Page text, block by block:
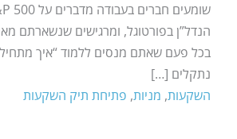
הנדל”ן בפורטוגל, ומרגישים שנשארתם
בכל פעם שאתם מנסים ללמוד “איך
נתקלים […]
השקעות, מניות, פתיחת תיק השקעות